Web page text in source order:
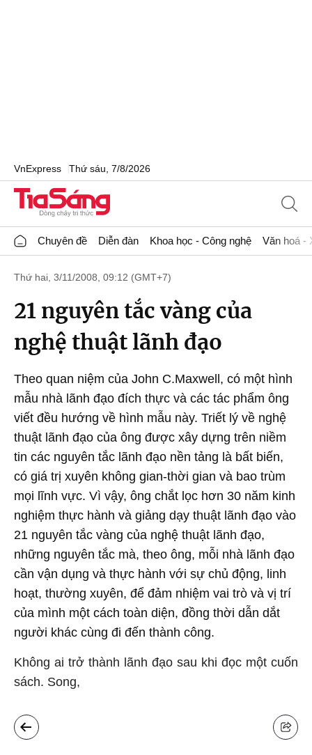
VnExpress Thứ sáu, 7/8/2026
Chuyên đề Diễn đàn Khoa học - Công nghệ Văn hoá -
Thứ hai, 3/11/2008, 09:12 (GMT+7)
21 nguyên tắc vàng của
nghệ thuật lãnh đạo
Theo quan niệm của John C.Maxwell, có một hình
mẫu nhà lãnh đạo đích thực và các tác phẩm ông
viết đều hướng về hình mẫu này. Triết lý về nghệ
thuật lãnh đạo của ông được xây dựng trên niềm
tin các nguyên tắc lãnh đạo nền tảng là bất biến,
có giá trị xuyên không gian-thời gian và bao trùm
mọi lĩnh vực. Vì vậy, ông chắt lọc hơn 30 năm kinh
nghiệm thực hành và giảng dạy thuật lãnh đạo vào
21 nguyên tắc vàng của nghệ thuật lãnh đạo,
những nguyên tắc mà, theo ông, mỗi nhà lãnh đạo
cần vận dụng và thực hành với sự chủ động, linh
hoạt, thường xuyên, để đảm nhiệm vai trò và vị trí
của mình một cách toàn diện, đồng thời dẫn dắt
người khác cùng đi đến thành công.
Không ai trở thành lãnh đạo sau khi đọc một cuốn
sách. Song,